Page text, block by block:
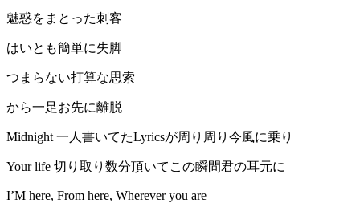
魅惑をまとった刺客
はいとも簡単に失脚
つまらない打算な思索
から一足お先に離脱
Midnight 一人書いてたLyricsが周り周り今風に乗り
Your life 切り取り数分頂いてこの瞬間君の耳元に
I’M here, From here, Wherever you are